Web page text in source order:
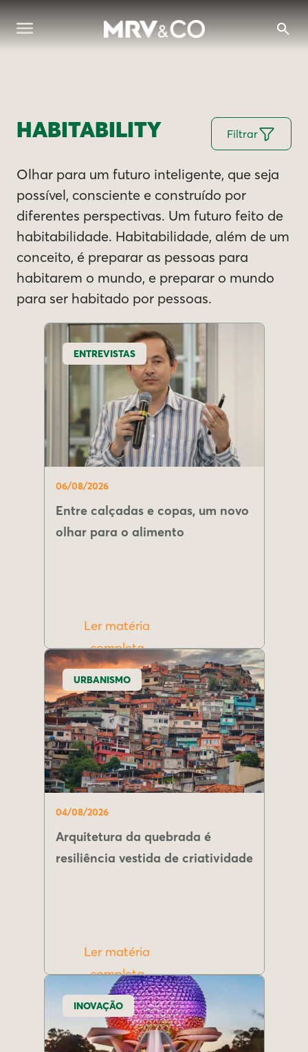
HABITABILITY Filtrar
Olhar para um futuro inteligente, que seja
possível, consciente e construído por
diferentes perspectivas. Um futuro feito de
habitabilidade. Habitabilidade, além de um
conceito, é preparar as pessoas para
habitarem o mundo, e preparar o mundo
para ser habitado por pessoas.
ENTREVISTAS
06/08/2026
Entre calçadas e copas, um novo
olhar para o alimento
Ler matéria
completa
URBANISMO
04/08/2026
Arquitetura da quebrada é
resiliência vestida de criatividade
Ler matéria
completa
INOVAÇÃO